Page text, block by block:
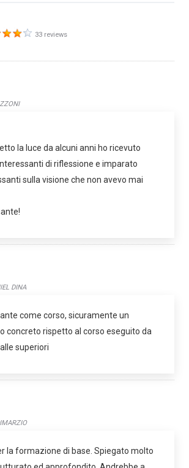
33 reviews
la luce da alcuni anni ho ricevuto
di riflessione e imparato
sulla visione che non avevo mai
DINA
come corso, sicuramente un
concreto rispetto al corso eseguito da
superiori
la formazione di base. Spiegato molto